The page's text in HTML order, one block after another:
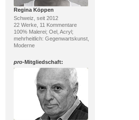
Regina Köppen
Schweiz, seit 2012
22 Werke, 11 Kommentare
100% Malerei; Oel, Acryl;
mehrheitlich: Gegenwartskunst,
Moderne
pro-Mitgliedschaft: